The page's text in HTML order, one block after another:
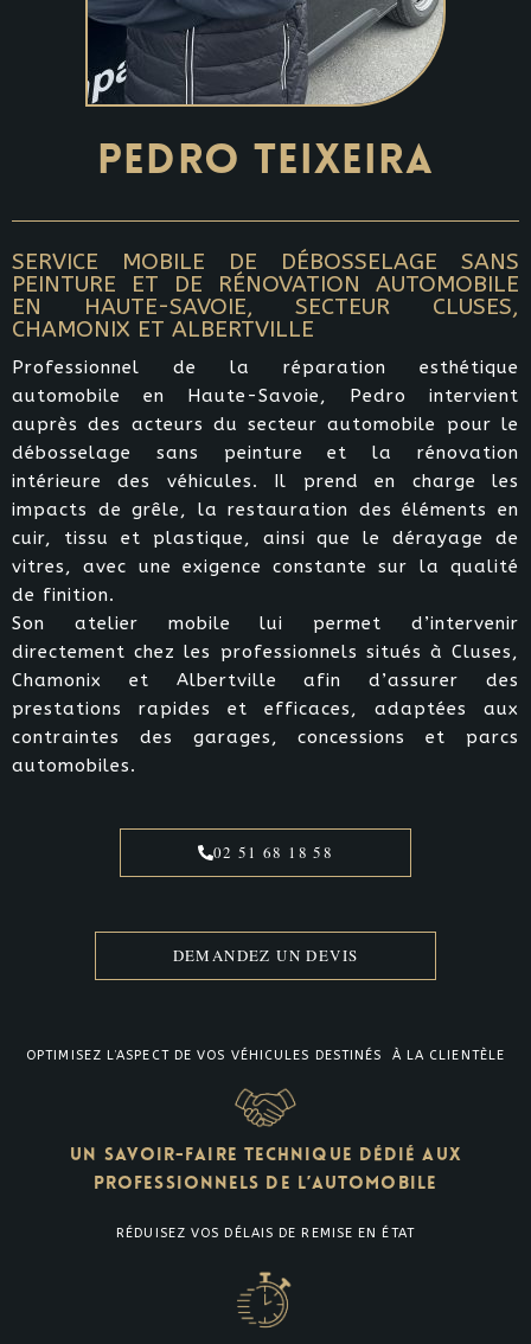
PEDRO TEIXEIRA
SERVICE MOBILE DE DÉBOSSELAGE SANS
PEINTURE ET DE RÉNOVATION AUTOMOBILE
EN HAUTE-SAVOIE, SECTEUR CLUSES,
CHAMONIX ET ALBERTVILLE
Professionnel de la réparation esthétique
automobile en Haute-Savoie, Pedro intervient
auprès des acteurs du secteur automobile pour le
débosselage sans peinture et la rénovation
intérieure des véhicules. Il prend en charge les
impacts de grêle, la restauration des éléments en
cuir, tissu et plastique, ainsi que le dérayage de
vitres, avec une exigence constante sur la qualité
de finition.
Son atelier mobile lui permet d’intervenir
directement chez les professionnels situés à Cluses,
Chamonix et Albertville afin d’assurer des
prestations rapides et efficaces, adaptées aux
contraintes des garages, concessions et parcs
automobiles.
02 51 68 18 58
DEMANDEZ UN DEVIS
OPTIMISEZ L’ASPECT DE VOS VÉHICULES DESTINÉS À LA CLIENTÈLE
UN SAVOIR-FAIRE TECHNIQUE DÉDIÉ AUX
PROFESSIONNELS DE L’AUTOMOBILE
RÉDUISEZ VOS DÉLAIS DE REMISE EN ÉTAT